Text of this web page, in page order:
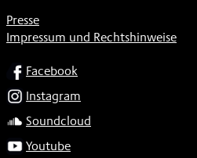
Presse
Impressum und Rechtshinweise
SOCIALFacebook
Instagram
Soundcloud
Youtube